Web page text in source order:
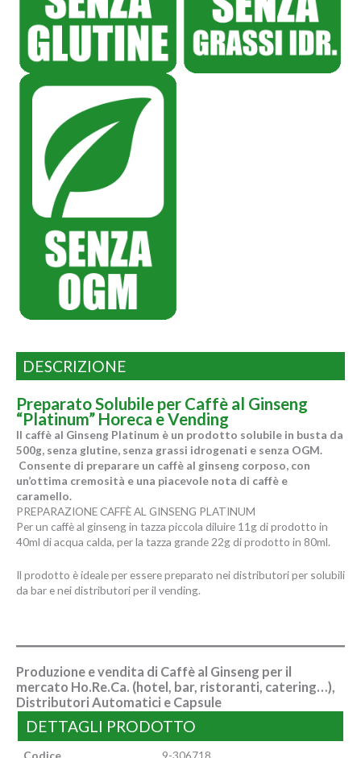
DESCRIZIONE
Preparato Solubile per Caffè al Ginseng
“Platinum” Horeca e Vending
Il caffè al Ginseng Platinum è un prodotto solubile in busta da
500g, senza glutine, senza grassi idrogenati e senza OGM.
Consente di preparare un caffè al ginseng corposo, con
un’ottima cremosità e una piacevole nota di caffè e
caramello.
PREPARAZIONE CAFFÈ AL GINSENG PLATINUM
Per un caffè al ginseng in tazza piccola diluire 11g di prodotto in
40ml di acqua calda, per la tazza grande 22g di prodotto in 80ml.
Il prodotto è ideale per essere preparato nei distributori per solubili
da bar e nei distributori per il vending.
Produzione e vendita di Caffè al Ginseng per il
mercato Ho.Re.Ca. (hotel, bar, ristoranti, catering…),
Distributori Automatici e Capsule
DETTAGLI PRODOTTO